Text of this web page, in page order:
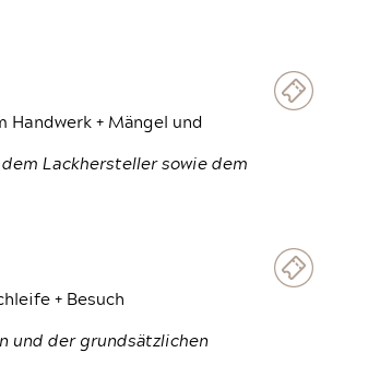
Handwerk + Mängel und
Lackhersteller sowie dem
+ Besuch
und der grundsätzlichen